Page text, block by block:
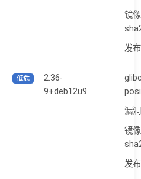
镜
发
低危
2.36-
9+deb12u9
漏
镜
发